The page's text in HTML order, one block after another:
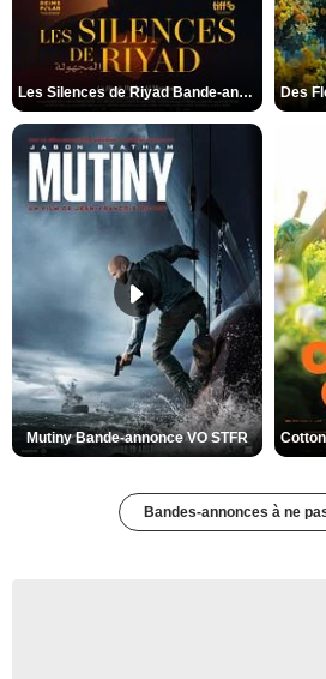
Les Silences de Riyad Bande-annonce VO STFR
Mutiny Bande-annonce VO STFR
Bandes-annonces à ne